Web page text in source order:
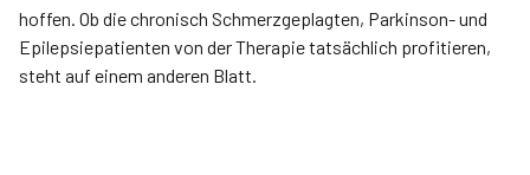
hoffen. Ob die chronisch Schmerzgeplagten, Parkinson- und
Epilepsiepatienten von der Therapie tatsächlich profitieren,
steht auf einem anderen Blatt.